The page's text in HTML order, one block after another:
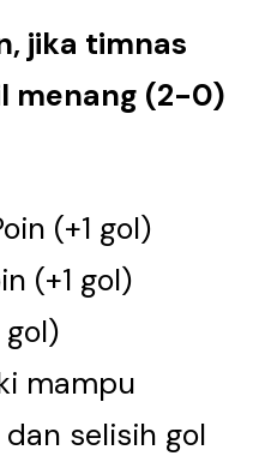
jika timnas
menang (2-0)
(+1 gol)
(+1 gol)
mampu
selisih gol